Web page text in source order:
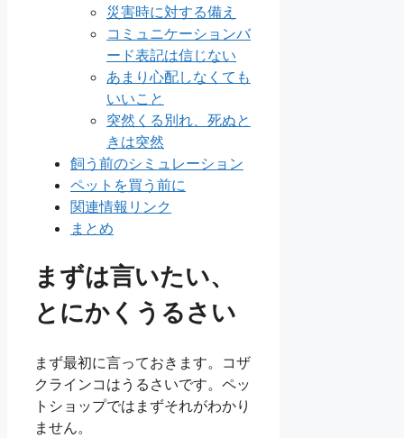
災害時に対する備え
コミュニケーションバ
ード表記は信じない
あまり心配しなくても
いいこと
突然くる別れ、死ぬと
きは突然
飼う前のシミュレーション
ペットを買う前に
関連情報リンク
まとめ
まずは言いたい、
とにかくうるさい
まず最初に言っておきます。コザ
クラインコはうるさいです。ペッ
トショップではまずそれがわかり
ません。